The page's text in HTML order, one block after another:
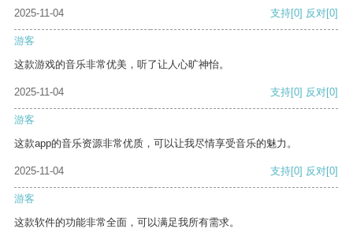
2025-11-04 支持[0] 反对[0]
游客
这款游戏的音乐非常优美，听了让人心旷神怡。
2025-11-04 支持[0] 反对[0]
游客
这款app的音乐资源非常优质，可以让我尽情享受音乐的魅力。
2025-11-04 支持[0] 反对[0]
游客
这款软件的功能非常全面，可以满足我所有需求。